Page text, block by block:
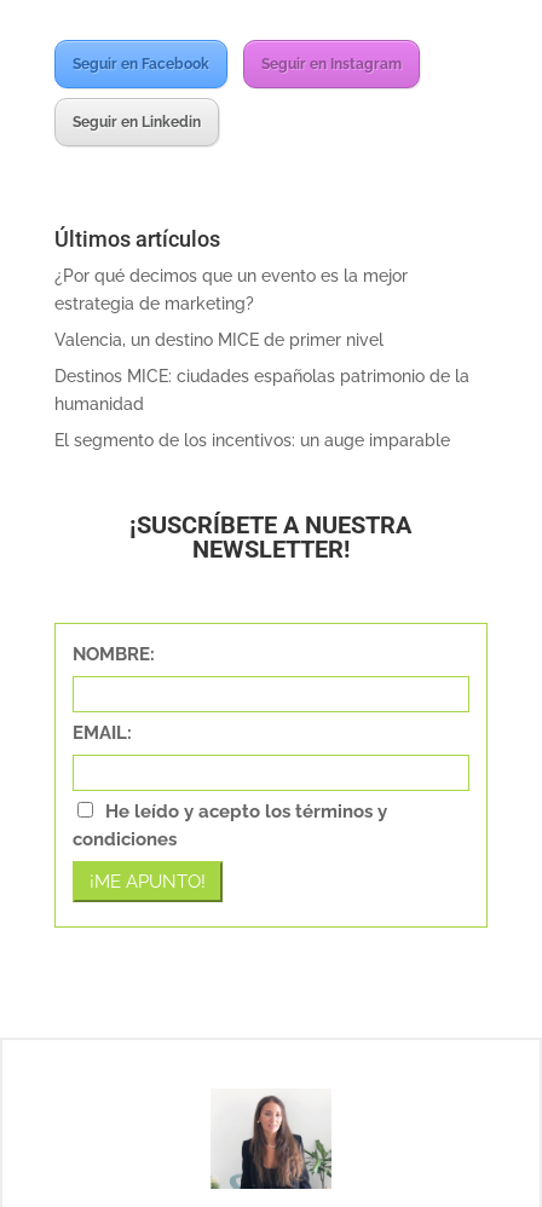
Seguir en Facebook Seguir en Instagram
Seguir en Linkedin
Últimos artículos
¿Por qué decimos que un evento es la mejor
estrategia de marketing?
Valencia, un destino MICE de primer nivel
Destinos MICE: ciudades españolas patrimonio de la
humanidad
El segmento de los incentivos: un auge imparable
¡SUSCRÍBETE A NUESTRA
NEWSLETTER!
NOMBRE:
EMAIL:
He leído y acepto los términos y
condiciones